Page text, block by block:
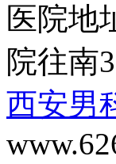
医院地
院往南
西安男